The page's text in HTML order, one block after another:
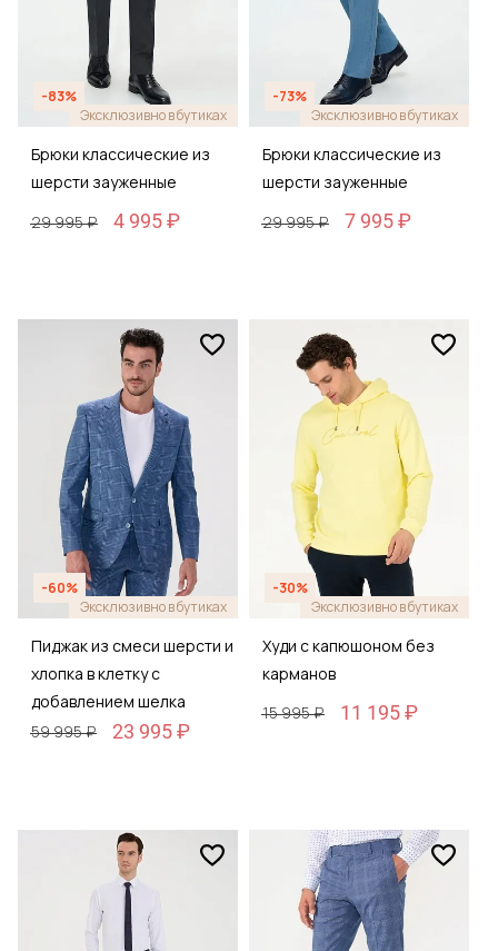
-83%
Эксклюзивно в бутиках
Брюки классические из
шерсти зауженные
29 995 ₽
4 995 ₽
-73%
Эксклюзивно в бутиках
Брюки классические из
шерсти зауженные
29 995 ₽
7 995 ₽
-60%
Эксклюзивно в бутиках
Пиджак из смеси шерсти и
хлопка в клетку с
добавлением шелка
59 995 ₽
23 995 ₽
-30%
Эксклюзивно в бутиках
Худи с капюшоном без
карманов
15 995 ₽
11 195 ₽